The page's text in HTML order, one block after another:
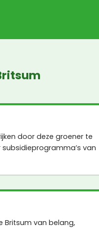
door deze groener te
subsidieprogramma’s van
Britsum van belang,